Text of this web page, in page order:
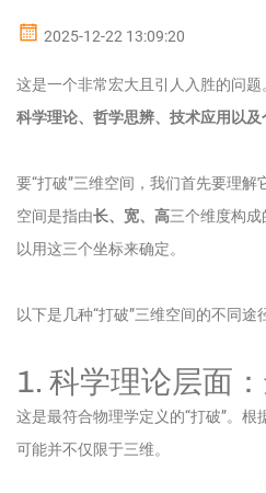
2025-12-22 13:09:20
这是一个非常宏大且引人入胜的问题
科学理论、哲学思辨、技术应用以及
要“打破”三维空间，我们首先要理
空间是指由长、宽、高三个维度构
以用这三个坐标来确定。
以下是几种“打破”三维空间的不同途
1. 科学理论层面
这是最符合物理学定义的“打破”。
可能并不仅限于三维。